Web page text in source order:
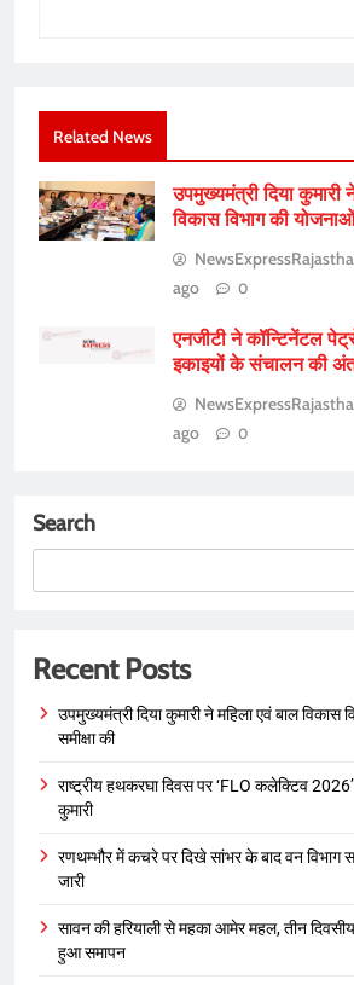
Related News
उपमुख्यमंत्री दिया कुमारी
विकास विभाग की
ago
0
एनजीटी ने कॉन्टिनेंटल
इकाइयों के संचालन की
ago
0
Search
Recent Posts
उपमुख्यमंत्री दिया कुमारी ने महिला एवं बाल विकास
समीक्षा की
राष्ट्रीय हथकरघा दिवस पर ‘FLO कलेक्टिव
कुमारी
रणथम्भौर में कचरे पर दिखे सांभर के बाद वन विभाग
जारी
सावन की हरियाली से महका आमेर महल, तीन
हुआ समापन